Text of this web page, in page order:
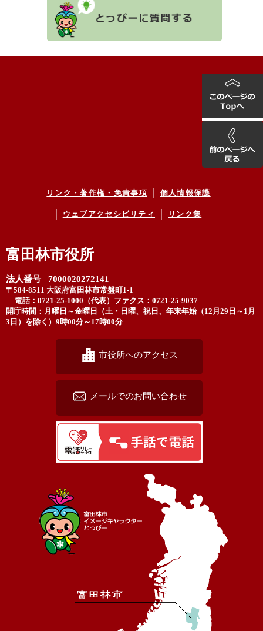
リンク・著作権・免責事項 個人情報保護
ウェブアクセシビリティ リンク集
富田林市役所
法人番号 7000020272141
〒584-8511 大阪府富田林市常盤町1-1
電話：0721-25-1000（代表） ファクス：0721-25-9037
開庁時間：月曜日～金曜日（土・日曜、祝日、年末年始（12月29日～1月
3日）を除く）9時00分～17時00分
市役所へのアクセス
メールでのお問い合わせ